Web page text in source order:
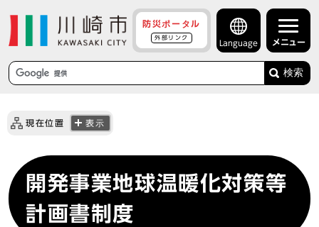
防災ポータル
外部リンク
Language メニュー
検索
現在位置 表示
開発事業地球温暖化対策等
計画書制度